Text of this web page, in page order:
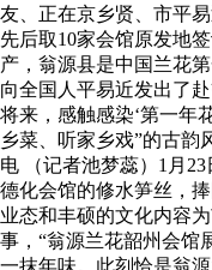
友、正在京乡贤、市平
先后取10家会馆原发地
产，翁源县是中国兰花
向全国人平易近发出了
将来，感触感染‘第一年
乡菜、听家乡戏”的古韵
电 （记者池梦蕊）1月
德化会馆的修水笋丝，
业态和丰硕的文化内容
事，“翁源兰花韶州会馆
一抹年味。此刻恰是翁